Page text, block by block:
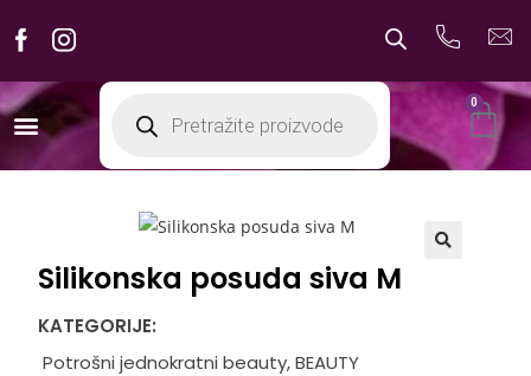
0
Silikonska posuda siva M
KATEGORIJE:
Potrošni jednokratni beauty,BEAUTY